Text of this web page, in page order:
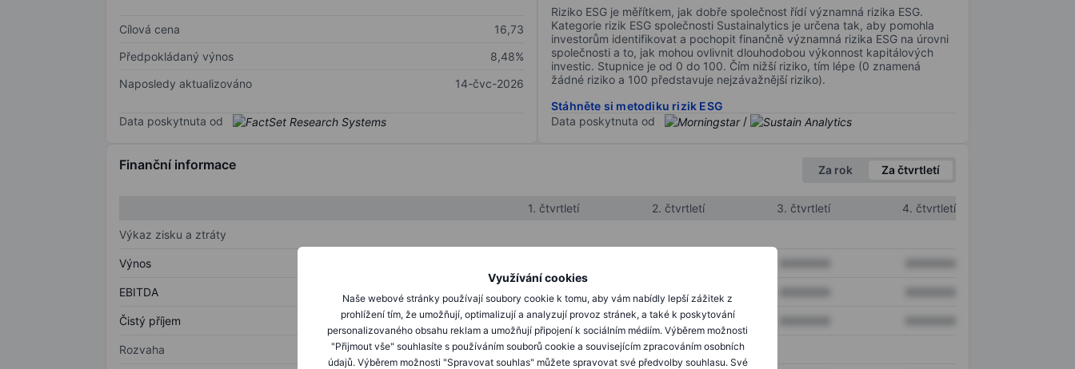
Využívání cookies
Naše webové stránky používají soubory cookie k tomu, aby vám nabídly lepší zážitek z
prohlížení tím, že umožňují, optimalizují a analyzují provoz stránek, a také k poskytování
personalizovaného obsahu reklam a umožňují připojení k sociálním médiím. Výběrem možnosti
"Přijmout vše" souhlasíte s používáním souborů cookie a souvisejícím zpracováním osobních
údajů. Výběrem možnosti "Spravovat souhlas" můžete spravovat své předvolby souhlasu. Své
Cílová cena
16,73
Předpokládaný výnos
8,48%
Naposledy aktualizováno
14-čvc-2026
Data poskytnuta od
Riziko ESG je měřítkem, jak dobře společnost řídí významná rizika ESG.
Kategorie rizik ESG společnosti Sustainalytics je určena tak, aby pomohla
investorům identifikovat a pochopit finančně významná rizika ESG na úrovni
společnosti a to, jak mohou ovlivnit dlouhodobou výkonnost kapitálových
investic. Stupnice je od 0 do 100. Čím nižší riziko, tím lépe (0 znamená
žádné riziko a 100 představuje nejzávažnější riziko).
Stáhněte si metodiku rizik ESG
Data poskytnuta od
/
Finanční informace Za rok Za čtvrtletí
1. čtvrtletí 2. čtvrtletí 3. čtvrtletí
4. čtvrtletí
Výkaz zisku a ztráty
Výnos
EBITDA XXXXXXX XXXXXXX
Čistý příjem XXXXXXX XXXXXXX
Rozvaha